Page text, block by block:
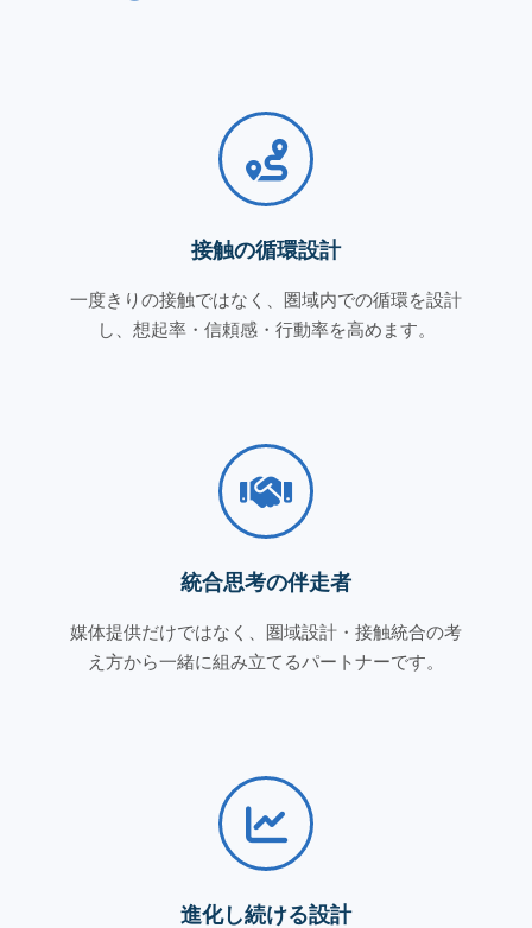
接触の循環設計
一度きりの接触ではなく、圏域内での循環を設計
し、想起率・信頼感・行動率を高めます。
統合思考の伴走者
媒体提供だけではなく、圏域設計・接触統合の考
え方から一緒に組み立てるパートナーです。
進化し続ける設計